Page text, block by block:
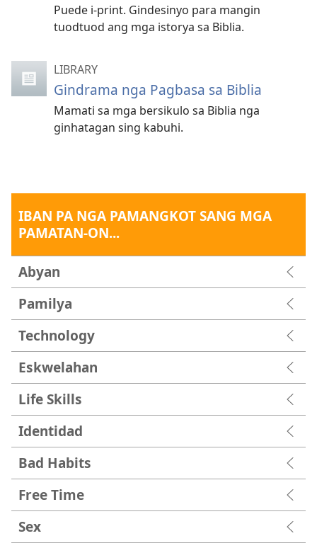
Puede i-print. Gindesinyo para mangin
tuodtuod ang mga istorya sa Biblia.
LIBRARY
Gindrama nga Pagbasa sa Biblia
Mamati sa mga bersikulo sa Biblia nga
ginhatagan sing kabuhi.
IBAN PA NGA PAMANGKOT SANG MGA
PAMATAN-ON...
Abyan
Pamilya
Technology
Eskwelahan
Life Skills
Identidad
Bad Habits
Free Time
Sex